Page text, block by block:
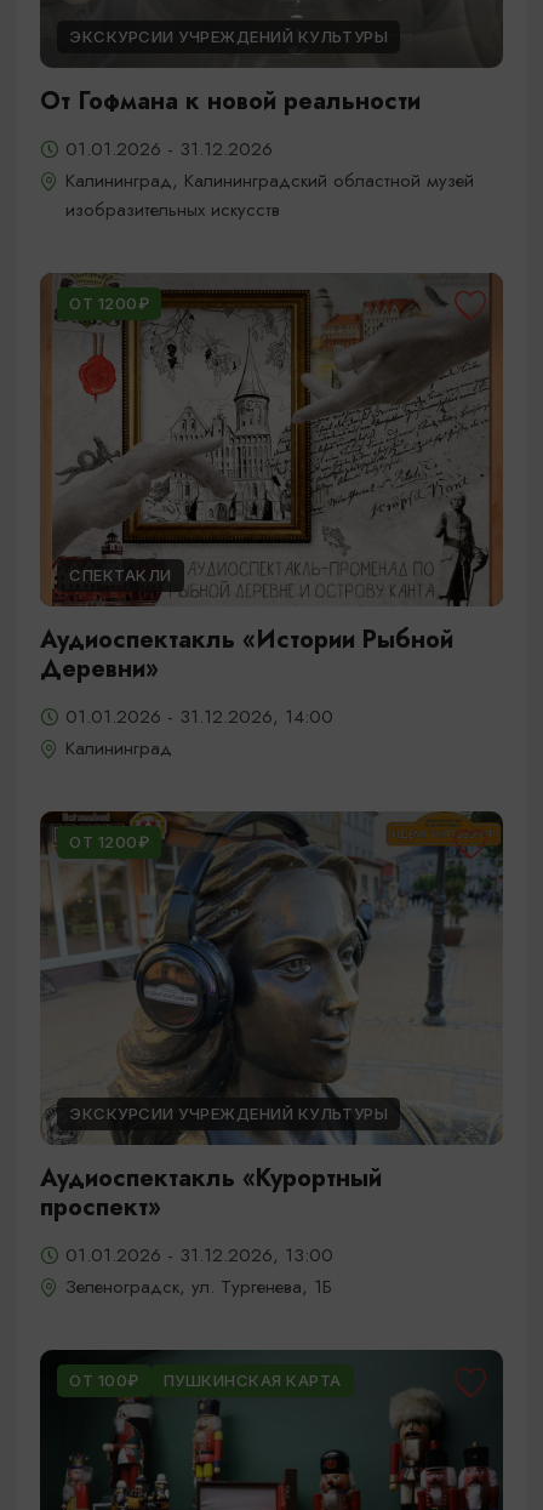
ЭКСКУРСИИ УЧРЕЖДЕНИЙ КУЛЬТУРЫ
От Гофмана к новой реальности
01.01.2026 - 31.12.2026
Калининград, Калининградский областной музей
изобразительных искусств
ОТ 1200₽
СПЕКТАКЛИ
Аудиоспектакль «Истории Рыбной
Деревни»
01.01.2026 - 31.12.2026, 14:00
Калининград
ОТ 1200₽
ЭКСКУРСИИ УЧРЕЖДЕНИЙ КУЛЬТУРЫ
Аудиоспектакль «Курортный
проспект»
01.01.2026 - 31.12.2026, 13:00
Зеленоградск, ул. Тургенева, 1Б
ОТ 100₽ ПУШКИНСКАЯ КАРТА